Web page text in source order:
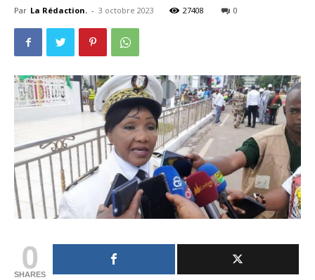
Par La Rédaction. - 3 octobre 2023 27408 0
0
SHARES